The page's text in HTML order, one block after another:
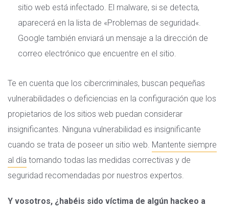
sitio web está infectado. El malware, si se detecta,
aparecerá en la lista de «Problemas de seguridad«.
Google también enviará un mensaje a la dirección de
correo electrónico que encuentre en el sitio.
Te en cuenta que los cibercriminales, buscan pequeñas
vulnerabilidades o deficiencias en la configuración que los
propietarios de los sitios web puedan considerar
insignificantes. Ninguna vulnerabilidad es insignificante
cuando se trata de poseer un sitio web. Mantente siempre
al día tomando todas las medidas correctivas y de
seguridad recomendadas por nuestros expertos.
Y vosotros, ¿habéis sido víctima de algún hackeo a